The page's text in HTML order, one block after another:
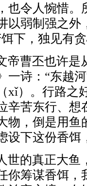
也令人惋惜。
以弱制强之外
下，独见有
曹丕也许是
一诗：“东越
xǐ）。行路之
辛苦东行、想
物，倒是用鱼
设下这份香饵
的真正大鱼
你筹谋香饵，